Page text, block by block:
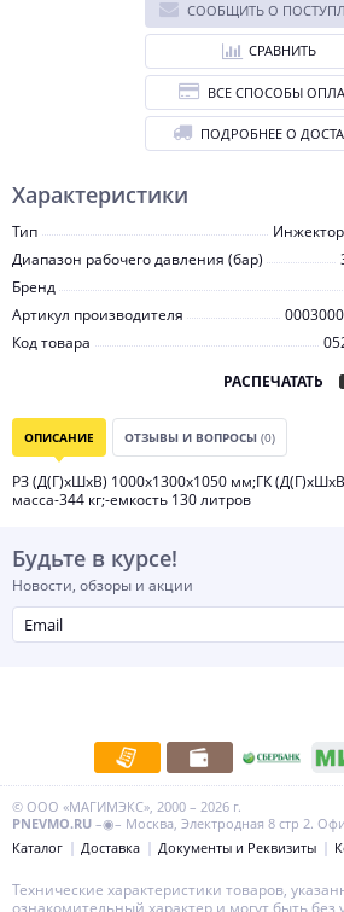
Характеристики
Тип
Диапазон рабочего давления (бар)
Бренд
Артикул производителя
Код товара
РАСПЕЧАТАТЬ
СООБЩИТЬ О
СРАВНИТЬ
ВСЕ СПОСОБЫ
ПОДРОБНЕЕ О
ОПИСАНИЕ ОТЗЫВЫ И ВОПРОСЫ (0)
РЗ (Д(Г)хШхВ) 1000х1300х1050 мм;ГК
масса-344 кг;-емкость 130 литров
Будьте в курсе!
Новости, обзоры и акции
© ООО «МАГИМЭКС», 2000 – 2026 г.
PNEVMO.RU –◉– Москва, Электродная 8 стр 2.
Каталог
Доставка Документы и Реквизиты
Технические характеристики товаров,
ознакомительный характер и могут быть